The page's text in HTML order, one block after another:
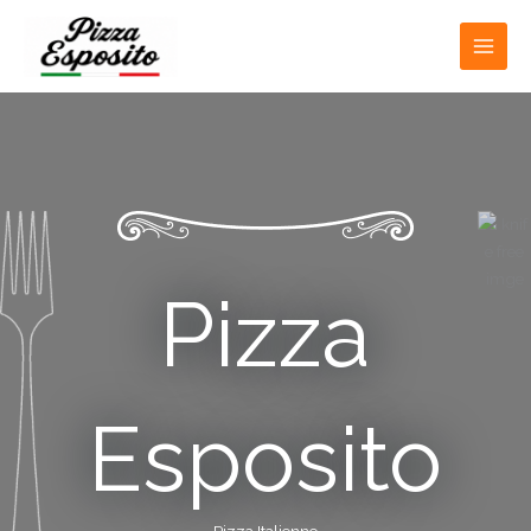
contenu
Pizza
Esposito